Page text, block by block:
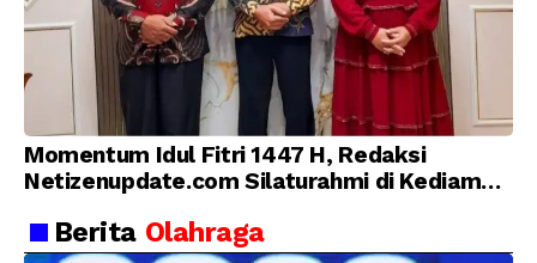
Momentum Idul Fitri 1447 H, Redaksi
Netizenupdate.com Silaturahmi di Kediaman
Berita Olahraga